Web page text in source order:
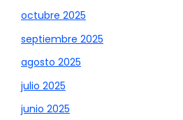
octubre 2025
septiembre 2025
agosto 2025
julio 2025
junio 2025